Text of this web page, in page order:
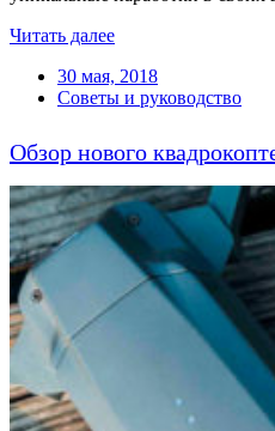
Читать далее
30 мая, 2018
Советы и руководство
Обзор нового